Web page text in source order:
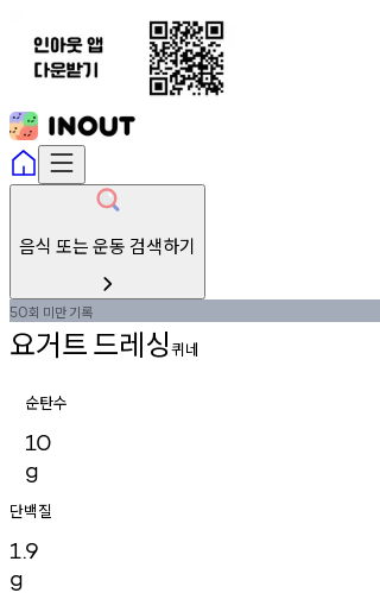
음식 또는 운동 검색하기
50회 미만기록
요거트드레싱퀴네
순탄수
10
g
단백질
1.9
g